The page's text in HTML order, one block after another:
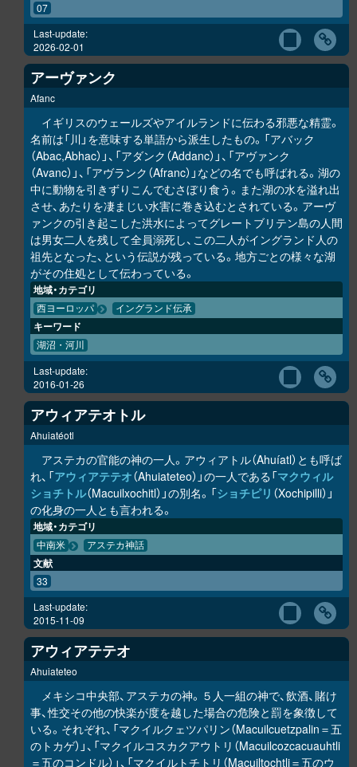
07
Last-update:
2026-02-01
アーヴァンク
Afanc
イギリスのウェールズやアイルランドに伝わる邪悪な精霊。
名前は「川」を意味する単語から派生したもの。「アバック
（Abac,Abhac）」、「アダンク（Addanc）」、「アヴァンク
（Avanc）」、「アヴランク（Afranc）」などの名でも呼ばれる。湖の
中に動物を引きずりこんでむさぼり食う。また湖の水を溢れ出
させ、あたりを凄まじい水害に巻き込むとされている。アーヴ
ァンクの引き起こした洪水によってグレートブリテン島の人間
は男女二人を残して全員溺死し、この二人がイングランド人の
祖先となった、という伝説が残っている。地方ごとの様々な湖
がその住処として伝わっている。
地域・カテゴリ
西ヨーロッパ イングランド伝承
キーワード
湖沼・河川
Last-update:
2016-01-26
アウィアテオトル
Ahuiatéotl
アステカの官能の神の一人。アウィアトル（Ahuíatl）とも呼ば
れ、「アウィアテテオ（Ahuiateteo）」の一人である「マクウィル
ショチトル（Macuilxochitl）」の別名。「ショチピリ （Xochipilli）」
の化身の一人とも言われる。
地域・カテゴリ
中南米 アステカ神話
文献
33
Last-update:
2015-11-09
アウィアテテオ
Ahuiateteo
メキシコ中央部、アステカの神。５人一組の神で、飲酒、賭け
事、性交その他の快楽が度を越した場合の危険と罰を象徴して
いる。それぞれ、「マクイルクェツパリン（Macuilcuetzpalin＝五
のトカゲ）」、「マクイルコスカクアウトリ（Macuilcozcacuauhtli
＝五のコンドル）」、「マクイルトチトリ（Macuiltochtli＝五のウ